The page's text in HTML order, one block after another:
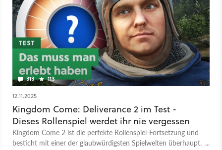
313 113
12.11.2025
Kingdom Come: Deliverance 2 im Test -
Dieses Rollenspiel werdet ihr nie vergessen
Kingdom Come 2 ist die perfekte Rollenspiel-Fortsetzung und
besticht mit einer der glaubwürdigsten Spielwelten überhaupt.